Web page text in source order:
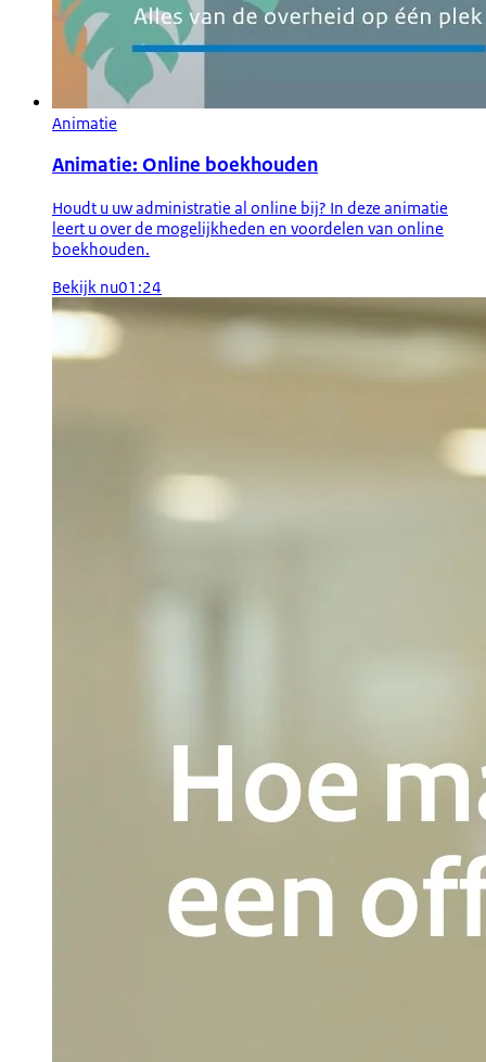
Animatie
Animatie: Online boekhouden
Houdt u uw administratie al online bij? In deze animatie
leert u over de mogelijkheden en voordelen van online
boekhouden.
Bekijk nu01:24